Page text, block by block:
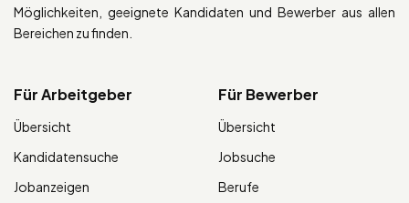
Möglichkeiten, geeignete Kandidaten und Bewerber aus allen
Bereichen zu finden.
Für Arbeitgeber
Übersicht
Kandidatensuche
Jobanzeigen
Für Bewerber
Übersicht
Jobsuche
Berufe